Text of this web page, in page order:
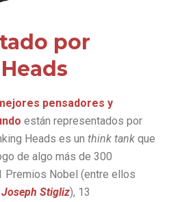
por
pensadores y
están representados por
Heads es un think tank que
de algo más de 300
Premios Nobel (entre ellos
Joseph Stigliz), 13